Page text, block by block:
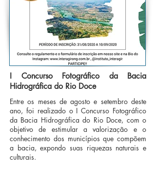
I Concurso Fotográfico da Bacia
Hidrográfica do Rio Doce
Entre os meses de agosto e setembro deste
ano, foi realizado o I Concurso Fotográfico
da Bacia Hidrográfica do Rio Doce, com o
objetivo de estimular a valorização e o
conhecimento dos municípios que compõem
a bacia, expondo suas riquezas naturais e
culturais.